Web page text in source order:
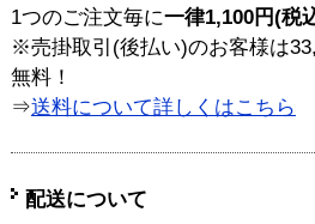
1つのご注文毎に一律1,100円(税
※売掛取引(後払い)のお客様は
無料！
⇒送料について詳しくはこちら
配送について